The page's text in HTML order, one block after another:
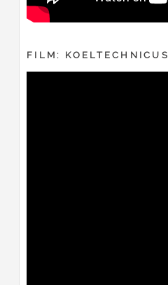
FILM: KOELTECHNICUS